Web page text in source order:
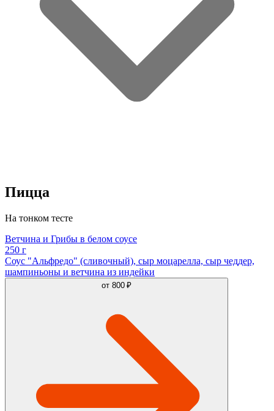
Пицца
На тонком тесте
Ветчина и Грибы в белом соусе
250 г
Соус "Альфредо" (сливочный), сыр моцарелла, сыр чеддер,
шампиньоны и ветчина из индейки
от 800 ₽